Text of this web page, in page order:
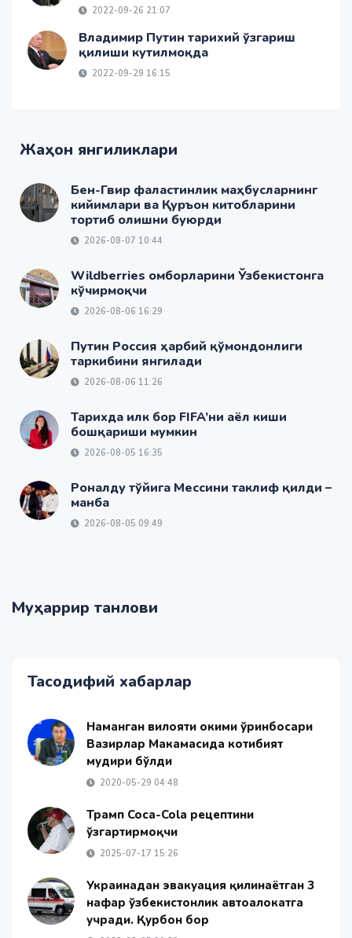
2022-09-26 21:07
Владимир Путин тарихий ўзгариш
қилиши кутилмоқда
2022-09-29 16:15
Жаҳон янгиликлари
Бен-Гвир фаластинлик маҳбусларнинг
кийимлари ва Қуръон китобларини
тортиб олишни буюрди
2026-08-07 10:44
Wildberries омборларини Ўзбекистонга
кўчирмоқчи
2026-08-06 16:29
Путин Россия ҳарбий қўмондонлиги
таркибини янгилади
2026-08-06 11:26
Тарихда илк бор FIFA’ни аёл киши
бошқариши мумкин
2026-08-05 16:35
Роналду тўйига Мессини таклиф қилди –
манба
2026-08-05 09:49
Муҳаррир танлови
Тасодифий хабарлар
Наманган вилояти ҳокими ўринбосари
Вазирлар Маҳкамасида котибият
мудири бўлди
2020-05-29 04:48
Трамп Coca-Cola рецептини
ўзгартирмоқчи
2025-07-17 15:26
Украинадан эвакуация қилинаётган 3
нафар ўзбекистонлик автоҳалокатга
учради. Қурбон бор